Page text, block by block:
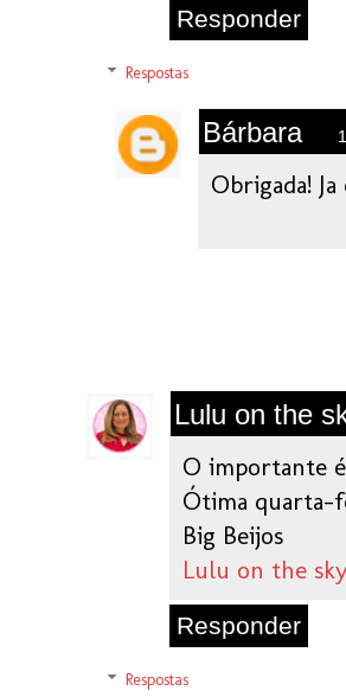
Responder
Respostas
Bárbara
Obrigada!
Lulu on the
O importante
Ótima quarta-
Big Beijos
Lulu on the
Responder
Respostas